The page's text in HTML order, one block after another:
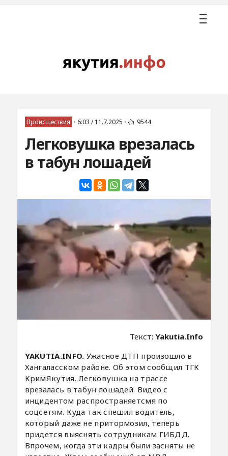
Происшествия • 6:03 / 11.7.2025 • 9544
Легковушка врезалась
в табун лошадей
Текст:Yakutia.Info
YAKUTIA.INFO. Ужасное ДТП произошло в
Хангаласском районе. Об этом сообщил ТГК
КримЯкутия. Легковушка на трассе
врезалась в табун лошадей. Видео с
инцидентом распространяетсмя по
соцсетям. Куда так спешил водитель,
который даже не притормозил, теперь
придется выяснять сотрудникам ГИБДД.
Впрочем, когда эти кадры были засняты не